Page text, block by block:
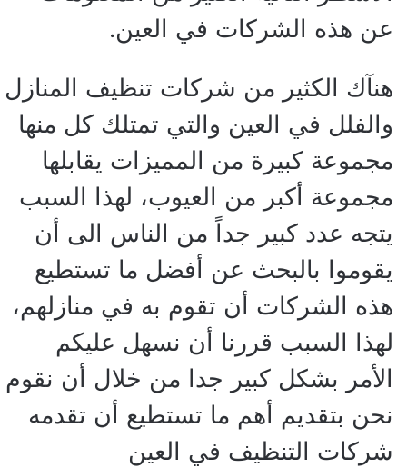
عن هذه الشركات في العين.
هنآك الكثير من شركات تنظيف المنازل
والفلل في العين والتي تمتلك كل منها
مجموعة كبيرة من المميزات يقابلها
مجموعة أكبر من العيوب، لهذا السبب
يتجه عدد كبير جداً من الناس الى أن
يقوموا بالبحث عن أفضل ما تستطيع
هذه الشركات أن تقوم به في منازلهم،
لهذا السبب قررنا أن نسهل عليكم
الأمر بشكل كبير جدا من خلال أن نقوم
نحن بتقديم أهم ما تستطيع أن تقدمه
شركات التنظيف في العين